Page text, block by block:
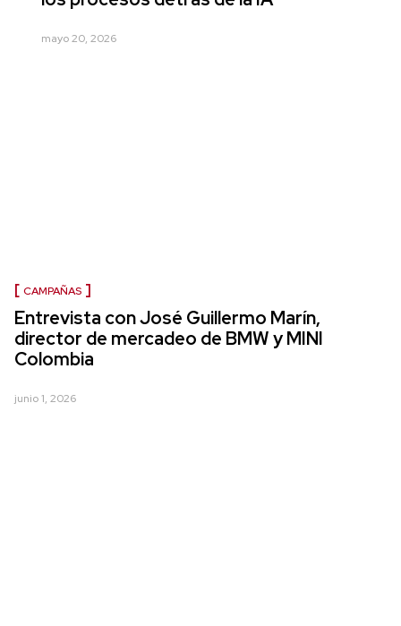
mayo 20, 2026
CAMPAÑAS
Entrevista con José Guillermo Marín,
director de mercadeo de BMW y MINI
Colombia
junio 1, 2026